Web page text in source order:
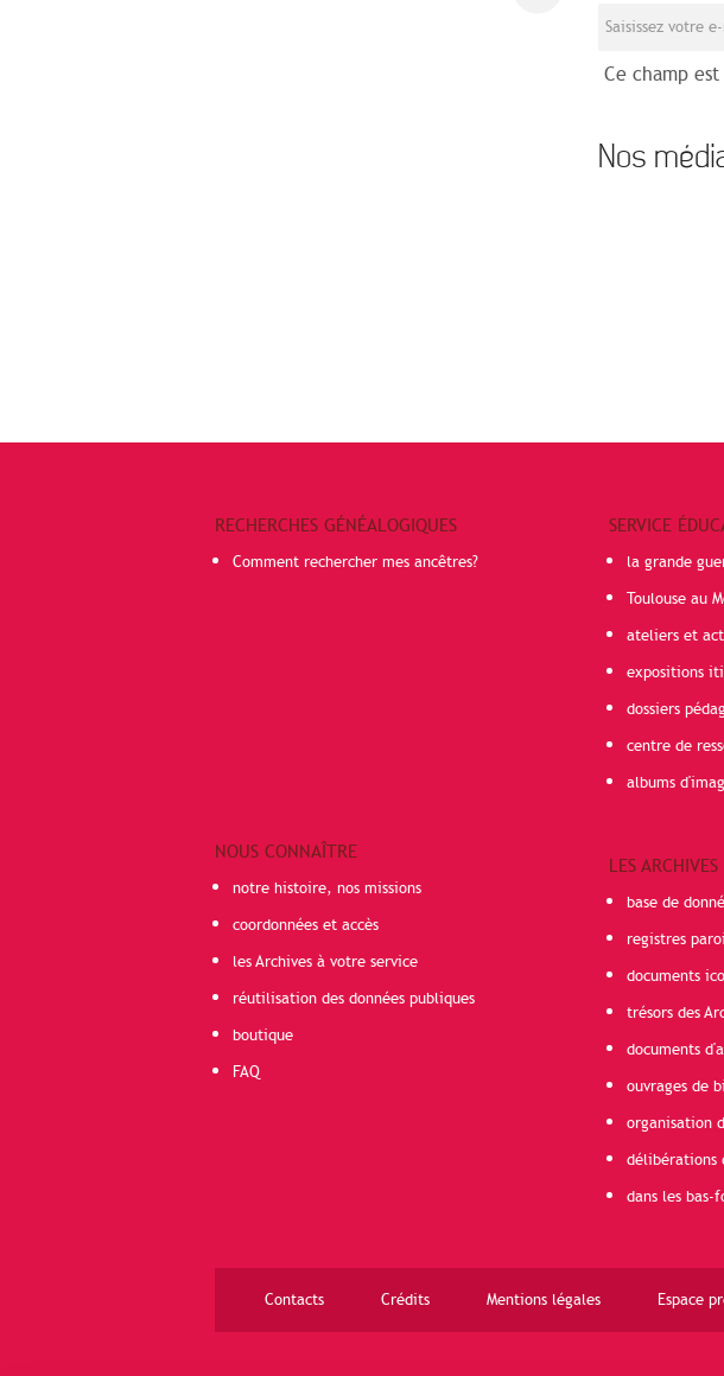
Ce champ
Nos
RECHERCHES GÉNÉALOGIQUES
Comment rechercher mes ancêtres?
NOUS CONNAÎTRE
notre histoire, nos missions
coordonnées et accès
les Archives à votre service
réutilisation des données publiques
boutique
FAQ
SERVICE
la grande
Toulouse au
ateliers et
expositions
dossiers
centre de
albums
LES
base de
registres
documents
trésors des
documents
ouvrages de
organisation
délibérations
dans les bas-
Contacts Crédits Mentions légales Espace